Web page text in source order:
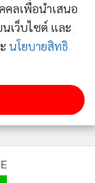
กกับเพื่อนบ้าน
กบดานโจรใต้
คลเพื่อนำเสนอ
เว็บไซต์ และ
นโยบายสิทธิ